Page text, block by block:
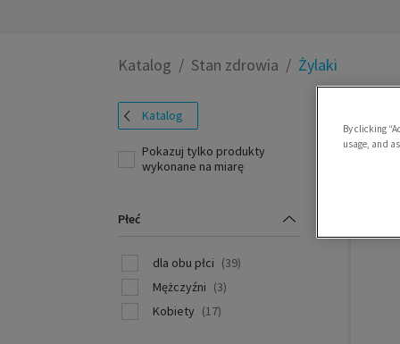
Katalog Stan zdrowia Żylaki
Katalog
Pokazuj tylko produkty
wykonane na miarę
Płeć
dla obu płci (39)
Mężczyźni (3)
Kobiety (17)
By clicking
usage, and